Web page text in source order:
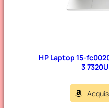
HP Laptop 15-
3